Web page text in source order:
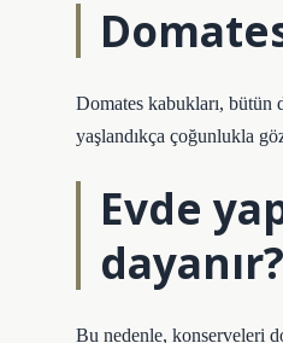
Domates kabukları, bütün
yaşlandıkça çoğunlukla
Evde
dayanır?
Bu nedenle, konserveleri